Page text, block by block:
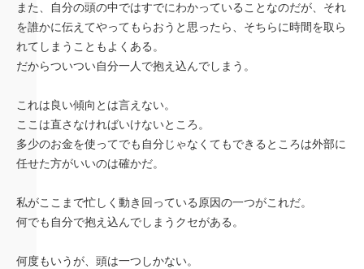
また、自分の頭の中ではすでにわかっていることなのだが、それ
を誰かに伝えてやってもらおうと思ったら、そちらに時間を取ら
れてしまうこともよくある。
だからついつい自分一人で抱え込んでしまう。
これは良い傾向とは言えない。
ここは直さなければいけないところ。
多少のお金を使ってでも自分じゃなくてもできるところは外部に
任せた方がいいのは確かだ。
私がここまで忙しく動き回っている原因の一つがこれだ。
何でも自分で抱え込んでしまうクセがある。
何度もいうが、頭は一つしかない。